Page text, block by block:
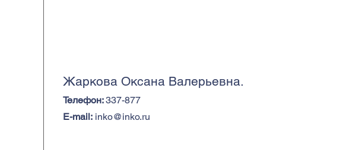
Жаркова Оксана Валерьевна.
Телефон:337-877
E-mail: inko@inko.ru